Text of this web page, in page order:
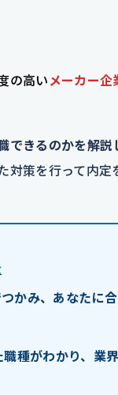
の高い メーカー企
できるのかを解
策を行って内定
かみ、あなたに
種がわかり、業